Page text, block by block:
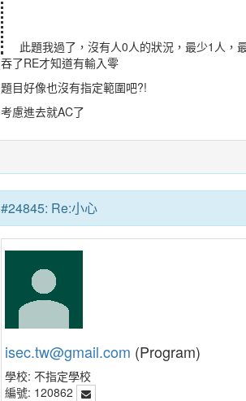
此題我過了，沒有人0人的狀況，最少1人，
吞了RE才知道有輸入零
題目好像也沒有指定範圍吧?!
考慮進去就AC了
#24845: Re:小心
isec.tw@gmail.com (Program)
學校: 不指定學校
編號: 120862